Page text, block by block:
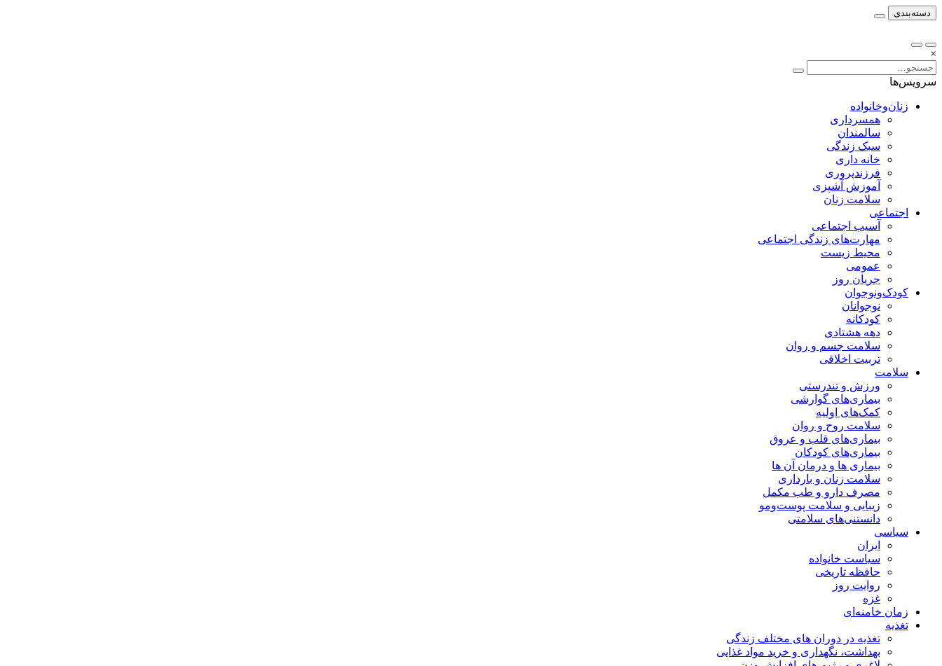
دسته‌بندی
×
سرویس‌ها
زنان‌وخانواده
همسرداری
سالمندان
سبک زندگی
خانه داری
فرزندپروری
آموزش آشپزی
سلامت زنان
اجتماعی
آسیب اجتماعی
مهارت‌های زندگی اجتماعی
محیط زیست
عمومی
جریان روز
کودک‌ونوجوان
نوجوانان
کودکانه
دهه هشتادی
سلامت جسم و روان
تربیت اخلاقی
سلامت
ورزش و تندرستی
بیماری‌های گوارشی
کمک‌های اولیه
سلامت روح و روان
بیماری‌های قلب و عروق
بیماری‌های کودکان
بیماری ها و درمان آن ها
سلامت زنان و بارداری
مصرف دارو و طب مکمل
زیبایی و سلامت پوست‌ومو
دانستنی‌های سلامتی
سیاسی
ایران
سیاست خانواده
حافظه تاریخی
روایت روز
غزه
زمان خامنه‌ای
تغذیه
تغذیه در دوران های مختلف زندگی
بهداشت، نگهداری و خرید مواد غذایی